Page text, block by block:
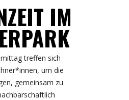
IM
treffen sich
um die
gemeinsam zu